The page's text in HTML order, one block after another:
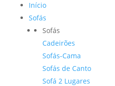
Início
Sofás
Sofás
Cadeirões
Sofás-Cama
Sofás de Canto
Sofá 2 Lugares